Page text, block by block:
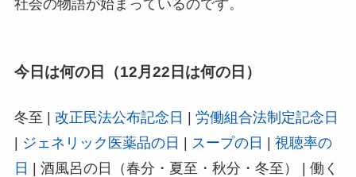
社会の物語が始まっているのです。
今日は何の日（12月22日は何の日）
冬至 | 改正民法公布記念日 | 労働組合法制定記念日
| ジェネリック医薬品の日 | スープの日 | 視聴率の
日 | 酒風呂の日（春分・夏至・秋分・冬至） | 働く